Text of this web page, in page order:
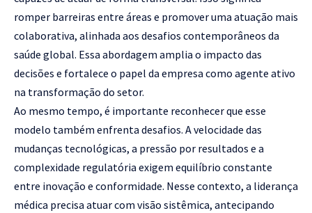
romper barreiras entre áreas e promover uma atuação mais
colaborativa, alinhada aos desafios contemporâneos da
saúde global. Essa abordagem amplia o impacto das
decisões e fortalece o papel da empresa como agente ativo
na transformação do setor.
Ao mesmo tempo, é importante reconhecer que esse
modelo também enfrenta desafios. A velocidade das
mudanças tecnológicas, a pressão por resultados e a
complexidade regulatória exigem equilíbrio constante
entre inovação e conformidade. Nesse contexto, a liderança
médica precisa atuar com visão sistêmica, antecipando